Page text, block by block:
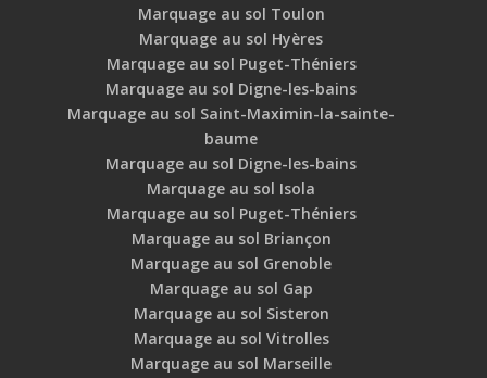
Marquage au sol Toulon
Marquage au sol Hyères
Marquage au sol Puget-Théniers
Marquage au sol Digne-les-bains
Marquage au sol Saint-Maximin-la-sainte-
baume
Marquage au sol Digne-les-bains
Marquage au sol Isola
Marquage au sol Puget-Théniers
Marquage au sol Briançon
Marquage au sol Grenoble
Marquage au sol Gap
Marquage au sol Sisteron
Marquage au sol Vitrolles
Marquage au sol Marseille